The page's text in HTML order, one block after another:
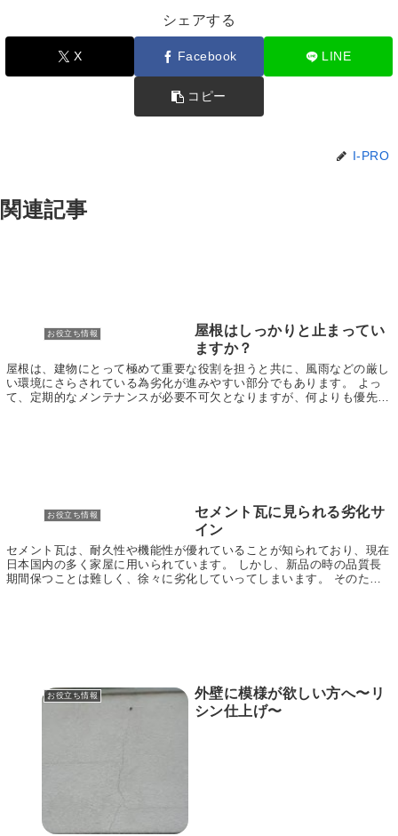
シェアする
X Facebook LINE
コピー
I-PRO
関連記事
お役立ち情報
屋根はしっかりと止まってい
ますか？
屋根は、建物にとって極めて重要な役割を担うと共に、風雨などの厳し
い環境にさらされている為劣化が進みやすい部分でもあります。 よっ
て、定期的なメンテナンスが必要不可欠となりますが、何よりも優先的
お役立ち情報
セメント瓦に見られる劣化サ
イン
セメント瓦は、耐久性や機能性が優れていることが知られており、現在
日本国内の多く家屋に用いられています。 しかし、新品の時の品質長
期間保つことは難しく、徐々に劣化していってしまいます。 そのた
お役立ち情報
外壁に模様が欲しい方へ〜リ
シン仕上げ〜